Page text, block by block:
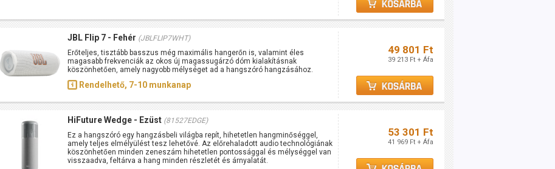
JBL Flip 7 - Fehér (JBLFLIP7WHT)
Erőteljes, tisztább basszus még maximális hangerőn is, valamint éles
magasabb frekvenciák az okos új magassugárzó dóm kialakításnak
köszönhetően, amely nagyobb mélységet ad a hangszóró hangzásához.
Rendelhető, 7-10 munkanap
49 801 Ft
39 213 Ft + Áfa
HiFuture Wedge - Ezüst (81527EDGE)
Ez a hangszóró egy hangzásbeli világba repít, hihetetlen hangminőséggel,
amely teljes elmélyülést tesz lehetővé. Az előrehaladott audio technológiának
köszönhetően minden zeneszám hihetetlen pontossággal és mélységgel van
visszaadva, feltárva a hang minden részletét és árnyalatát.
53 301 Ft
41 969 Ft + Áfa